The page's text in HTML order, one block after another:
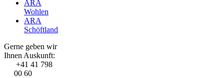
ARA
Wohlen
ARA
Schöftland
Gerne geben wir
Ihnen Auskunft:
+41 41 798
00 60